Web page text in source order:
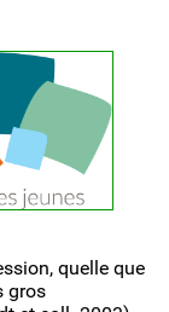
quelle que
gros